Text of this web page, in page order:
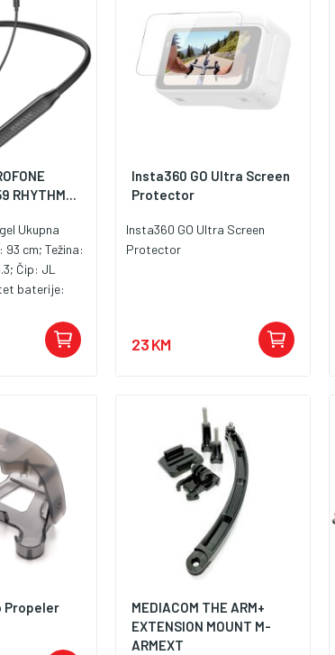
RHYTHM...
Ukupna
93 cm; Težina:
Čip: JL
baterije:
30
200
tonom upita
Insta360 GO Ultra Screen
Protector
Insta360 GO Ultra Screen
Protector
23 KM
Propeler
MEDIACOM THE ARM+
EXTENSION MOUNT M-
ARMEXT